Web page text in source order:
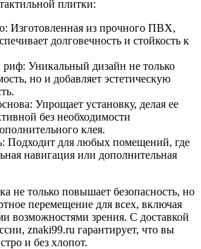
плитки:
Изготовленная из прочного ПВХ,
долговечность и стойкость к
Уникальный дизайн не только
но и добавляет эстетическую
Упрощает установку, делая ее
без необходимости
клея.
Подходит для любых помещений, где
навигация или дополнительная
не только повышает безопасность, но
перемещение для всех, включая
возможностями зрения. С доставкой
znaki99.ru гарантирует, что вы
и без хлопот.